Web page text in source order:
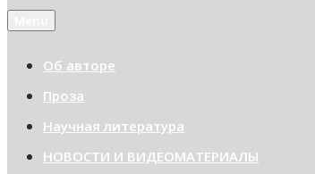
Об авторе
Проза
Научная литература
НОВОСТИ И ВИДЕОМАТЕРИАЛЫ